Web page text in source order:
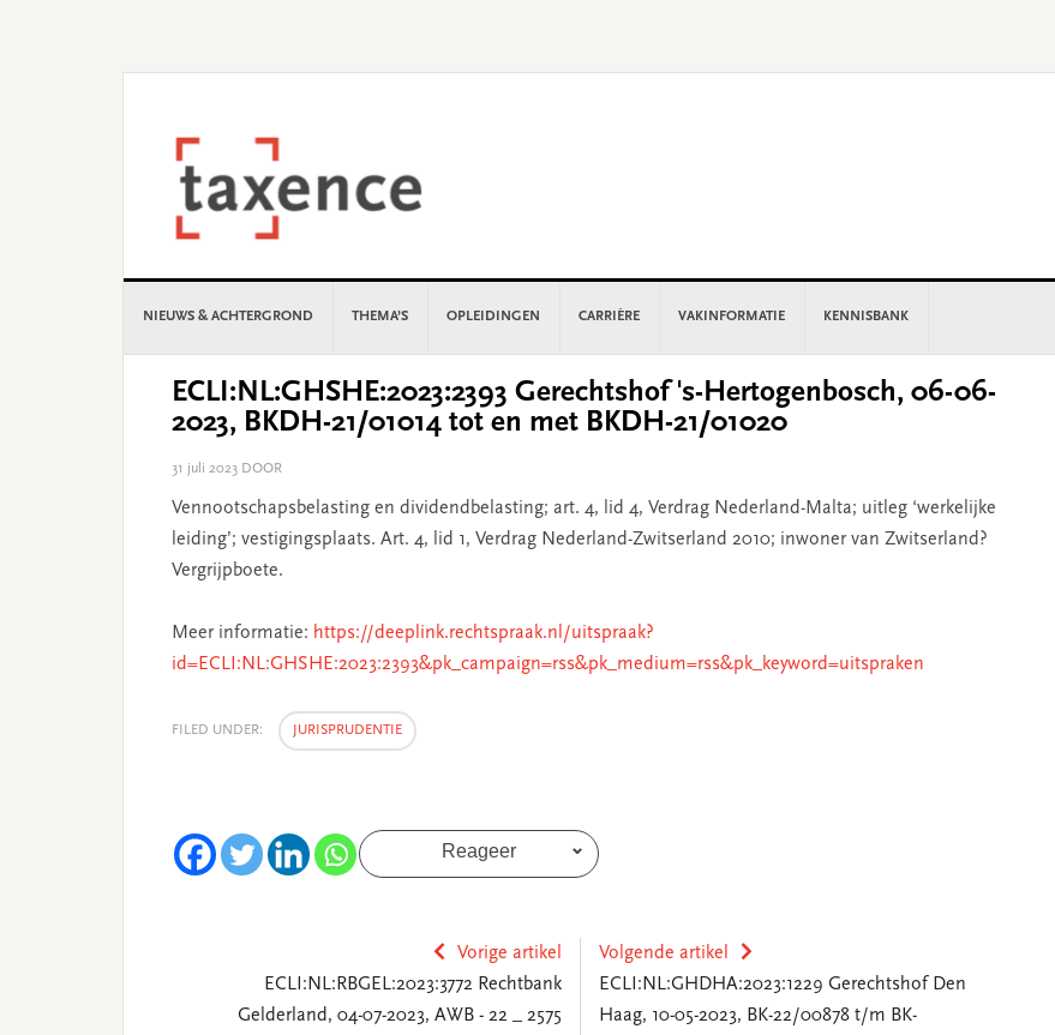
NIEUWS & ACHTERGROND THEMA’S OPLEIDINGEN CARRIÈRE VAKINFORMATIE KENNISBANK
ECLI:NL:GHSHE:2023:2393 Gerechtshof 's-Hertogenbosch, 06-06-
2023, BKDH-21/01014 tot en met BKDH-21/01020
31 juli 2023 DOOR
Vennootschapsbelasting en dividendbelasting; art. 4, lid 4, Verdrag Nederland-Malta; uitleg ‘werkelijke
leiding’; vestigingsplaats. Art. 4, lid 1, Verdrag Nederland-Zwitserland 2010; inwoner van Zwitserland?
Vergrijpboete.
Meer informatie: https://deeplink.rechtspraak.nl/uitspraak?
id=ECLI:NL:GHSHE:2023:2393&pk_campaign=rss&pk_medium=rss&pk_keyword=uitspraken
FILED UNDER: JURISPRUDENTIE
Reageer
Vorige artikel
ECLI:NL:RBGEL:2023:3772 Rechtbank
Gelderland, 04-07-2023, AWB - 22 _ 2575
Volgende artikel
ECLI:NL:GHDHA:2023:1229 Gerechtshof Den
Haag, 10-05-2023, BK-22/00878 t/m BK-